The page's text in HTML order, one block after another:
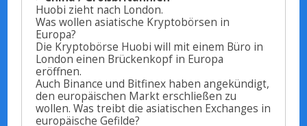
Huobi zieht nach London.
Was wollen asiatische Kryptobörsen in
Europa?
Die Kryptobörse Huobi will mit einem Büro in
London einen Brückenkopf in Europa
eröffnen.
Auch Binance und Bitfinex haben angekündigt,
den europäischen Markt erschließen zu
wollen. Was treibt die asiatischen Exchanges in
europäische Gefilde?